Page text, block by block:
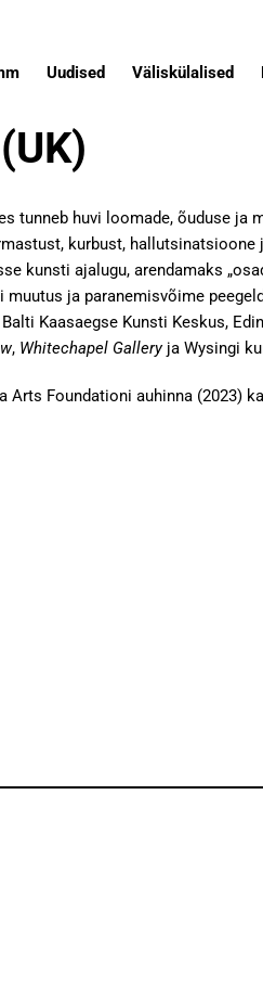
Uudised Väliskülalised
tunneb huvi loomade, õuduse ja
kurbust, hallutsinatsioone
kunsti ajalugu, arendamaks
ja paranemisvõime
Kaasaegse Kunsti Keskus,
, Whitechapel Galleryja Wysingi
Foundationi auhinna (2023)